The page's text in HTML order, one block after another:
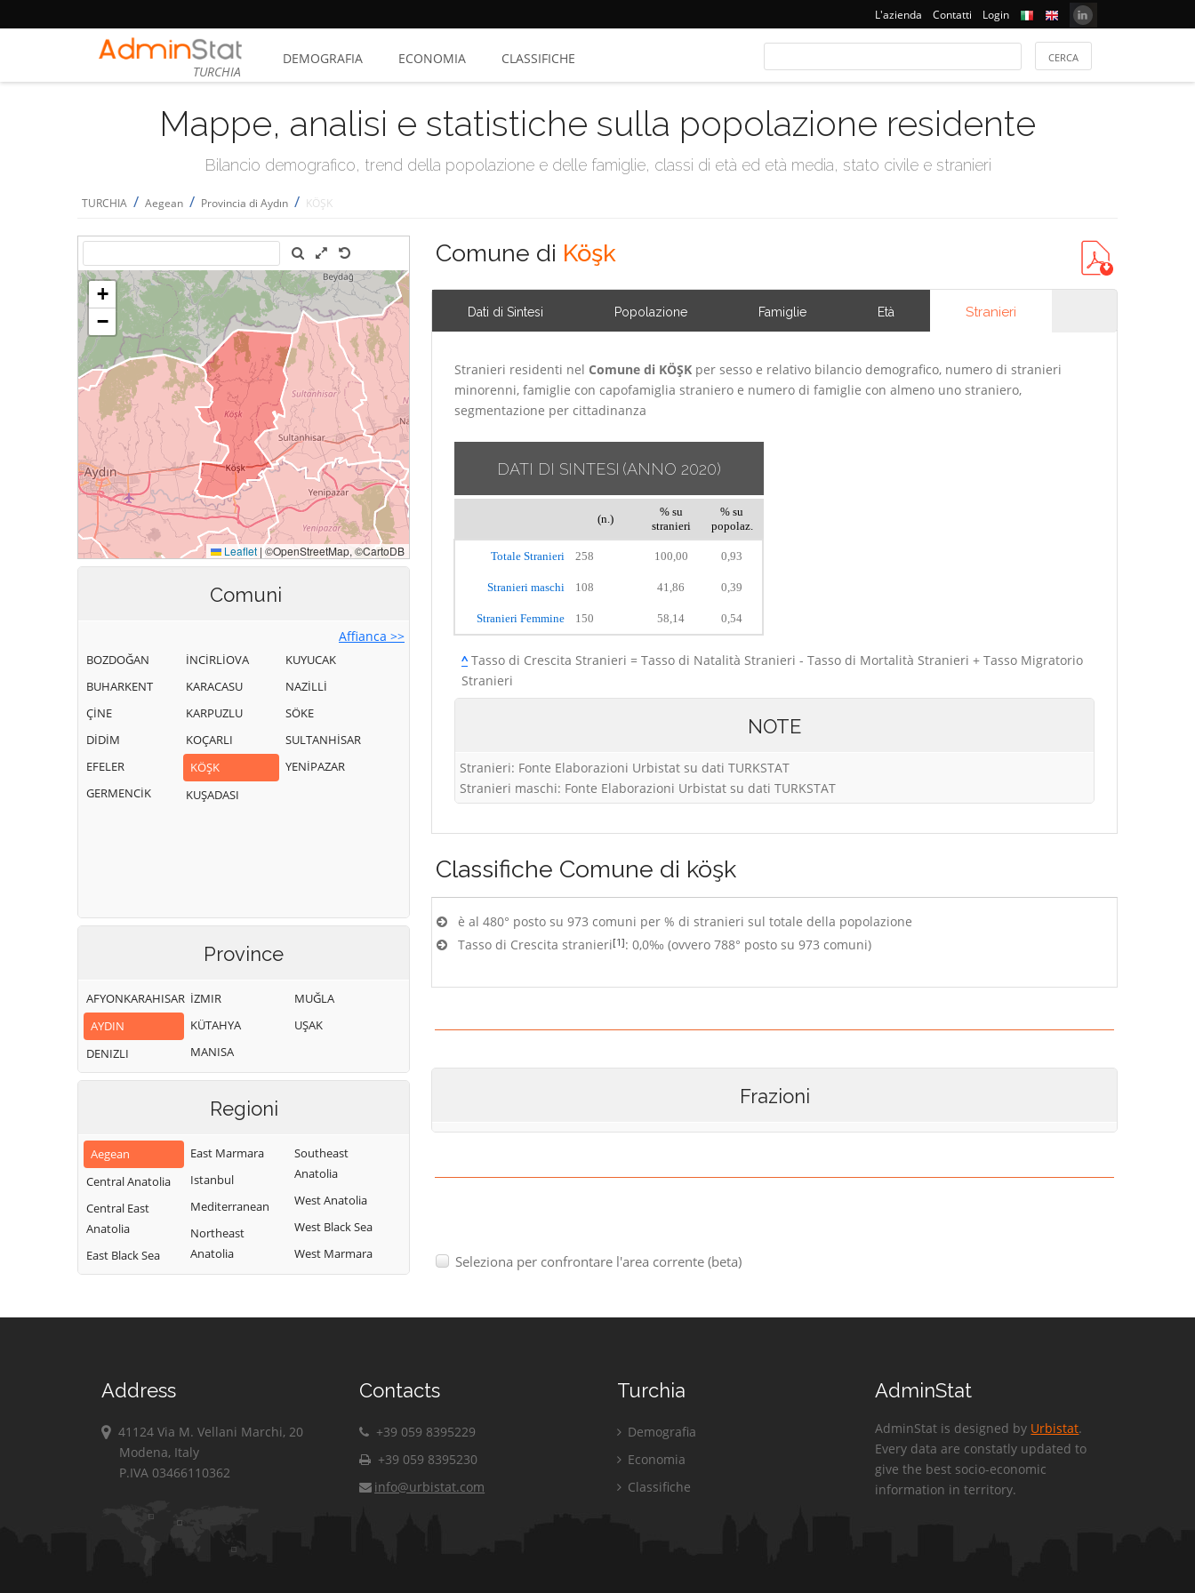
L'azienda Contatti Login
TURCHIA
DEMOGRAFIA ECONOMIA CLASSIFICHE
Mappe, analisi e statistiche sulla popolazione residente
Bilancio demografico, trend della popolazione e delle famiglie, classi di età ed età media, stato civile e stranieri
TURCHIA / Aegean / Provincia di Aydın / KÖŞK
Comuni
Affianca >>
BOZDOĞAN
BUHARKENT
ÇİNE
DİDİM
EFELER
GERMENCİK
İNCİRLİOVA
KARACASU
KARPUZLU
KOÇARLI
KÖŞK
KUŞADASI
KUYUCAK
NAZİLLİ
SÖKE
SULTANHİSAR
YENİPAZAR
Province
AFYONKARAHISAR
AYDIN
DENIZLI
İZMIR
KÜTAHYA
MANISA
MUĞLA
UŞAK
Regioni
Aegean
Central Anatolia
Central East
Anatolia
East Black Sea
East Marmara
Istanbul
Mediterranean
Northeast
Anatolia
Southeast
Anatolia
West Anatolia
West Black Sea
West Marmara
Comune di Köşk
Dati di Sintesi Popolazione Famiglie Età Stranieri
Stranieri residenti nel Comune di KÖŞK per sesso e relativo bilancio demografico, numero di stranieri
minorenni, famiglie con capofamiglia straniero e numero di famiglie con almeno uno straniero,
segmentazione per cittadinanza
DATI DI SINTESI (ANNO 2020)
(n.)
% su
stranieri
% su
popolaz.
Totale Stranieri 258 100,00 0,93
Stranieri maschi 108 41,86 0,39
Stranieri Femmine 150 58,14 0,54
^Tasso di Crescita Stranieri = Tasso di Natalità Stranieri - Tasso di Mortalità Stranieri + Tasso Migratorio
Stranieri
NOTE
Stranieri: Fonte Elaborazioni Urbistat su dati TURKSTAT
Stranieri maschi: Fonte Elaborazioni Urbistat su dati TURKSTAT
Classifiche Comune di köşk
è al 480° posto su 973 comuni per % di stranieri sul totale della popolazione
Tasso di Crescita stranieri[1]: 0,0‰ (ovvero 788° posto su 973 comuni)
Frazioni
Seleziona per confrontare l'area corrente (beta)
Address
41124 Via M. Vellani Marchi, 20
Modena, Italy
P.IVA 03466110362
Contacts
+39 059 8395229
+39 059 8395230
info@urbistat.com
Turchia
Demografia
Economia
Classifiche
AdminStat
AdminStat is designed by Urbistat.
Every data are constatly updated to
give the best socio-economic
information in territory.